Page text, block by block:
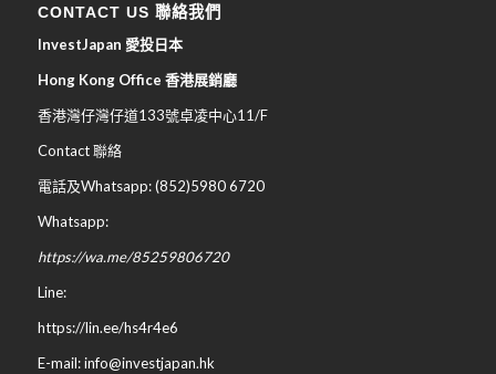
CONTACT US 聯絡我們
InvestJapan 愛投日本
Hong Kong Office 香港展銷廳
香港灣仔灣仔道133號卓凌中心11/F
Contact 聯絡
電話及Whatsapp: (852)5980 6720
Whatsapp:
https://wa.me/85259806720
Line:
https://lin.ee/hs4r4e6
E-mail: info@investjapan.hk